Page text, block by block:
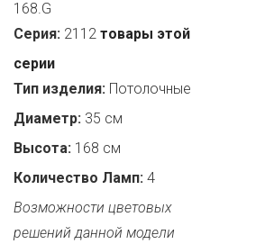
168.G
Серия: 2112 товары этой
серии
Тип изделия: Потолочные
Диаметр: 35 см
Высота: 168 см
Количество Ламп: 4
Возможности цветовых
решений данной модели